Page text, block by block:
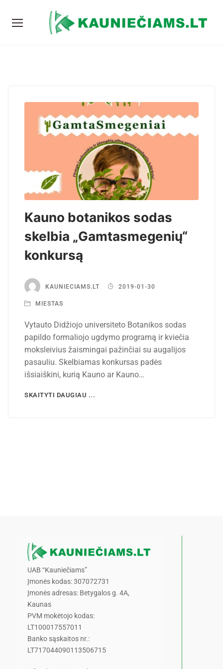
Kauno botanikos sodas
skelbia „Gamtasmegenių“
konkursą
KAUNIECIAMS.LT 2019-01-30
MIESTAS
Vytauto Didžiojo universiteto Botanikos sodas
papildo formaliojo ugdymo programą ir kviečia
moksleivius žaismingai pažinčiai su augalijos
pasauliu. Skelbiamas konkursas padės
išsiaiškini, kurią Kauno ar Kauno…
SKAITYTI DAUGIAU ...
UAB “Kauniečiams”
Įmonės kodas: 307072731
Įmonės adresas: Betygalos g. 4A,
Kaunas
PVM mokėtojo kodas:
LT100017557011
Banko sąskaitos nr.:
LT717044090113506715